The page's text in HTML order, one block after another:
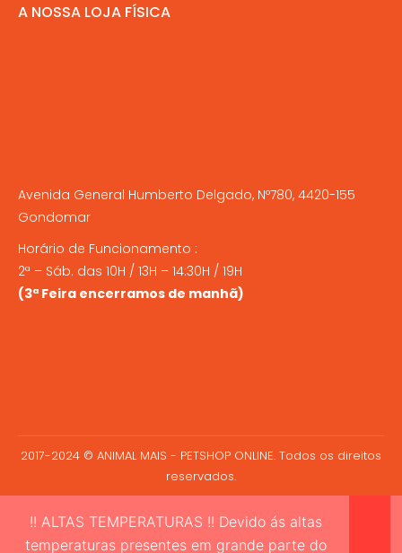
A NOSSA LOJA FÍSICA
Avenida General Humberto Delgado, Nº780, 4420-155
Gondomar
Horário de Funcionamento :
2ª – Sáb. das 10H / 13H – 14:30H / 19H
(3ª Feira encerramos de manhã)
2017-2024 © ANIMAL MAIS - PETSHOP ONLINE. Todos os direitos
reservados.
!! ALTAS TEMPERATURAS !! Devido ás altas
temperaturas presentes em grande parte do